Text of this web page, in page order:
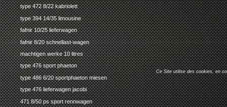
type 472 8/22 kabriolett
type 394 14/35 limousine
fafnir 10/25 lieferwagen
fafnir 8/20 schnellast-wagen
machtigen werke 10 litres
type 476 sport phaeton
type 486 6/20 sportphaeton miesen
type 476 lieferwagen jacobi
471 8/50 ps sport rennwagen
Ce Site utilise des cookies, en